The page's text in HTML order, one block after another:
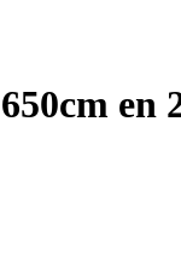
en